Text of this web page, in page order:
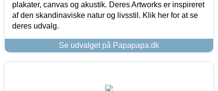
plakater, canvas og akustik. Deres Artworks er inspireret
af den skandinaviske natur og livsstil. Klik her for at se
deres udvalg.
Se udvalget på Papapapa.dk